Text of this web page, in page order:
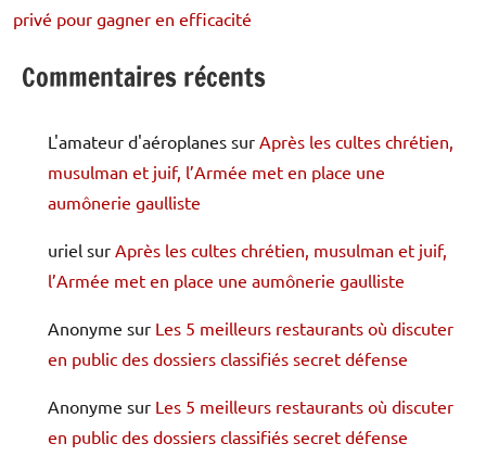
privé pour gagner en efficacité
Commentaires récents
L'amateur d'aéroplanes sur Après les cultes chrétien,
musulman et juif, l’Armée met en place une
aumônerie gaulliste
uriel sur Après les cultes chrétien, musulman et juif,
l’Armée met en place une aumônerie gaulliste
Anonyme sur Les 5 meilleurs restaurants où discuter
en public des dossiers classifiés secret défense
Anonyme sur Les 5 meilleurs restaurants où discuter
en public des dossiers classifiés secret défense